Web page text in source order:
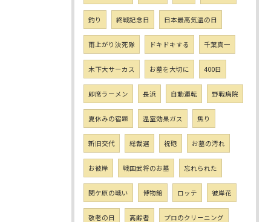
釣り 終戦記念日 日本最高気温の日
雨上がり決死隊 ドキドキする 千葉真一
木下大サーカス お墓を大切に 400日
即席ラーメン 長浜 自動運転 野戦病院
夏休みの宿題 温室効果ガス 焦り
新旧交代 総裁選 祝砲 お墓の汚れ
お彼岸 戦国武将のお墓 忘れられた
関ケ原の戦い 博物館 ロッテ 彼岸花
敬老の日 高齢者 プロのクリーニング